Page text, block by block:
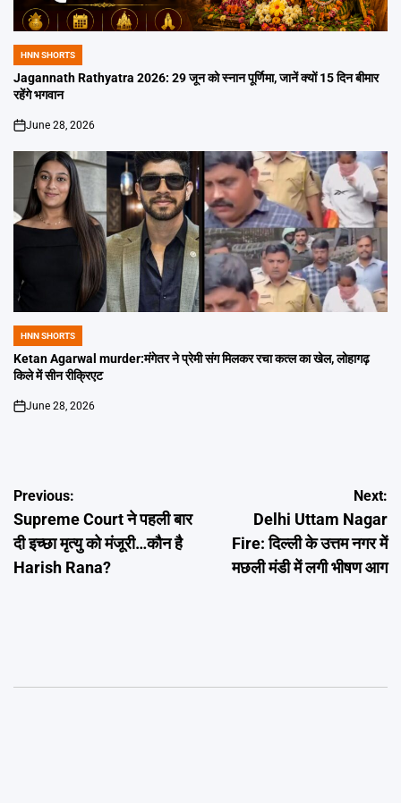
POSTED
IN
HNN SHORTS
Jagannath Rathyatra 2026: 29 जून को स्नान पूर्णिमा, जानें क्यों 15 दिन बीमार
रहेंगे भगवान
on
June 28, 2026
POSTED
IN
HNN SHORTS
Ketan Agarwal murder:मंगेतर ने प्रेमी संग मिलकर रचा कत्ल का खेल, लोहागढ़
किले में सीन रीक्रिएट
on
June 28, 2026
Post
navigation
Previous:
Supreme Court ने पहली बार
दी इच्छा मृत्यु को मंजूरी…कौन है
Harish Rana?
Next:
Delhi Uttam Nagar
Fire: दिल्ली के उत्तम नगर में
मछली मंडी में लगी भीषण आग